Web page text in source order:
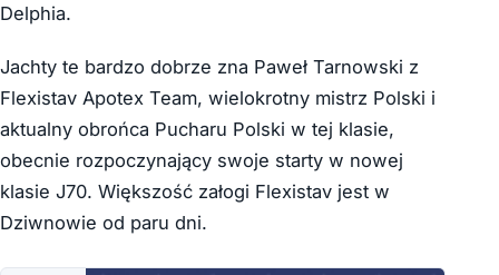
Delphia.
Jachty te bardzo dobrze zna Paweł Tarnowski z
Flexistav Apotex Team, wielokrotny mistrz Polski i
aktualny obrońca Pucharu Polski w tej klasie,
obecnie rozpoczynający swoje starty w nowej
klasie J70. Większość załogi Flexistav jest w
Dziwnowie od paru dni.